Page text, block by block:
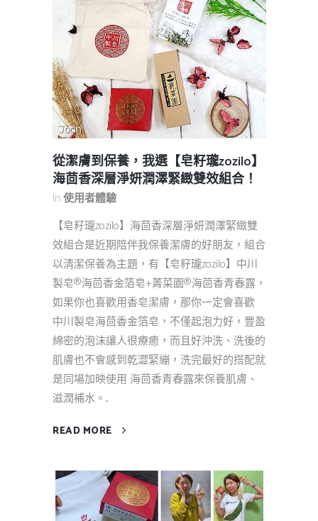
從潔膚到保養，我選【皂籽瓏zozilo】
海茴香深層淨妍潤澤緊緻雙效組合！
In 使用者體驗
【皂籽瓏zozilo】海茴香深層淨妍潤澤緊緻雙
效組合是近期陪伴我保養潔膚的好朋友，組合
以清潔保養為主題，有【皂籽瓏zozilo】中川
製皂®海茴香金箔皂+菁菜園®海茴香青春露，
如果你也喜歡用香皂潔膚，那你一定會喜歡
中川製皂海茴香金箔皂，不僅起泡力好，豐盈
綿密的泡沫讓人很療癒，而且好沖洗、洗後的
肌膚也不會感到乾澀緊繃，洗完最好的搭配就
是同場加映使用 海茴香青春露來保養肌膚、
滋潤補水。...
READ MORE